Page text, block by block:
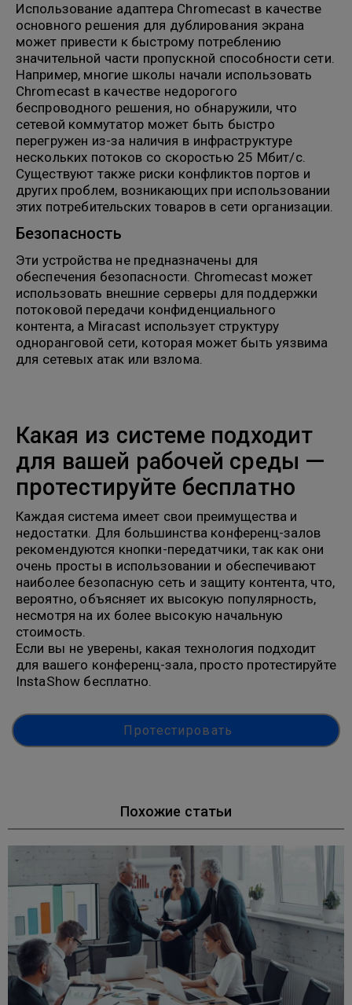
Использование адаптера Chromecast в качестве
основного решения для дублирования экрана
может привести к быстрому потреблению
значительной части пропускной способности сети.
Например, многие школы начали использовать
Chromecast в качестве недорогого
беспроводного решения, но обнаружили, что
сетевой коммутатор может быть быстро
перегружен из-за наличия в инфраструктуре
нескольких потоков со скоростью 25 Мбит/с.
Существуют также риски конфликтов портов и
других проблем, возникающих при использовании
этих потребительских товаров в сети организации.
Безопасность
Эти устройства не предназначены для
обеспечения безопасности. Chromecast может
использовать внешние серверы для поддержки
потоковой передачи конфиденциального
контента, а Miracast использует структуру
одноранговой сети, которая может быть уязвима
для сетевых атак или взлома.
Какая из системе подходит
для вашей рабочей среды —
протестируйте бесплатно
Каждая система имеет свои преимущества и
недостатки. Для большинства конференц-залов
рекомендуются кнопки-передатчики, так как они
очень просты в использовании и обеспечивают
наиболее безопасную сеть и защиту контента, что,
вероятно, объясняет их высокую популярность,
несмотря на их более высокую начальную
стоимость.
Если вы не уверены, какая технология подходит
для вашего конференц-зала, просто протестируйте
InstaShow бесплатно.
Протестировать
Похожие статьи